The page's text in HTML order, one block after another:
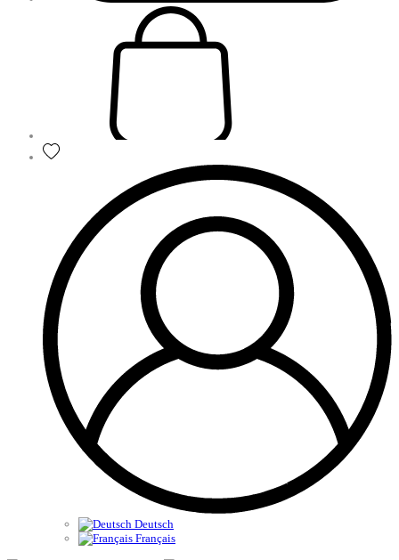
Deutsch
Français